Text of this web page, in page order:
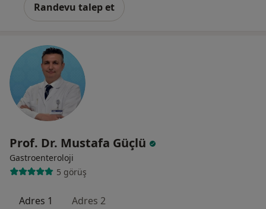
Randevu talep et
Prof. Dr. Mustafa Güçlü
Gastroenteroloji
5 görüş
Adres 1 Adres 2